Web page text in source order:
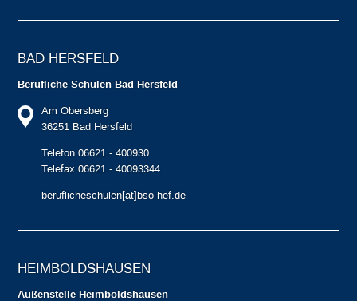
BAD HERSFELD
Berufliche Schulen Bad Hersfeld
Am Obersberg
36251 Bad Hersfeld
Telefon 06621 - 400930
Telefax 06621 - 40093344
beruflicheschulen[at]bso-hef.de
HEIMBOLDS­HAUSEN
Außenstelle Heimboldshausen